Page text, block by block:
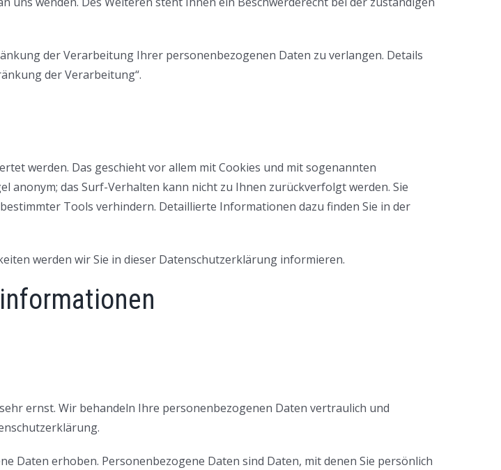
der Verarbeitung Ihrer personenbezogenen Daten zu verlangen. Details
der Verarbeitung“.
werden. Das geschieht vor allem mit Cookies und mit sogenannten
anonym; das Surf-Verhalten kann nicht zu Ihnen zurückverfolgt werden. Sie
Tools verhindern. Detaillierte Informationen dazu finden Sie in der
werden wir Sie in dieser Datenschutzerklärung informieren.
ernst. Wir behandeln Ihre personenbezogenen Daten vertraulich und
Daten erhoben. Personenbezogene Daten sind Daten, mit denen Sie persönlich